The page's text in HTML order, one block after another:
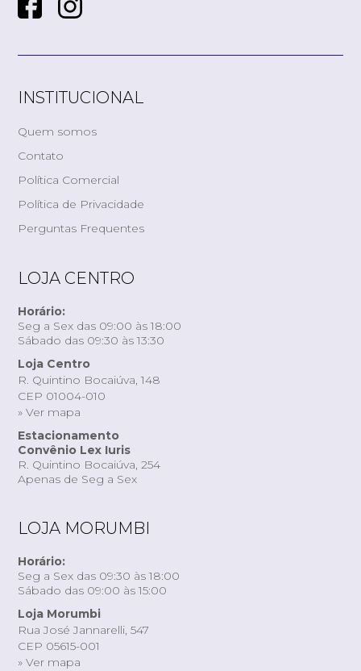
INSTITUCIONAL
Quem somos
Contato
Política Comercial
Política de Privacidade
Perguntas Frequentes
LOJA CENTRO
Horário:
Seg a Sex das 09:00 às 18:00
Sábado das 09:30 às 13:30
Loja Centro
R. Quintino Bocaiúva, 148
CEP 01004-010
» Ver mapa
Estacionamento
Convênio Lex Iuris
R. Quintino Bocaiúva, 254
Apenas de Seg a Sex
LOJA MORUMBI
Horário:
Seg a Sex das 09:30 às 18:00
Sábado das 09:00 às 15:00
Loja Morumbi
Rua José Jannarelli, 547
CEP 05615-001
» Ver mapa